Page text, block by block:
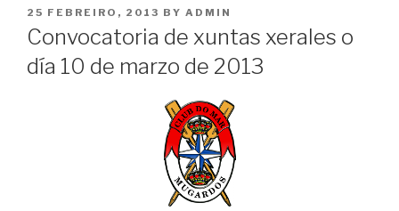
POSTED
ON
25 FEBREIRO, 2013 BY ADMIN
Convocatoria de xuntas xerales o
día 10 de marzo de 2013